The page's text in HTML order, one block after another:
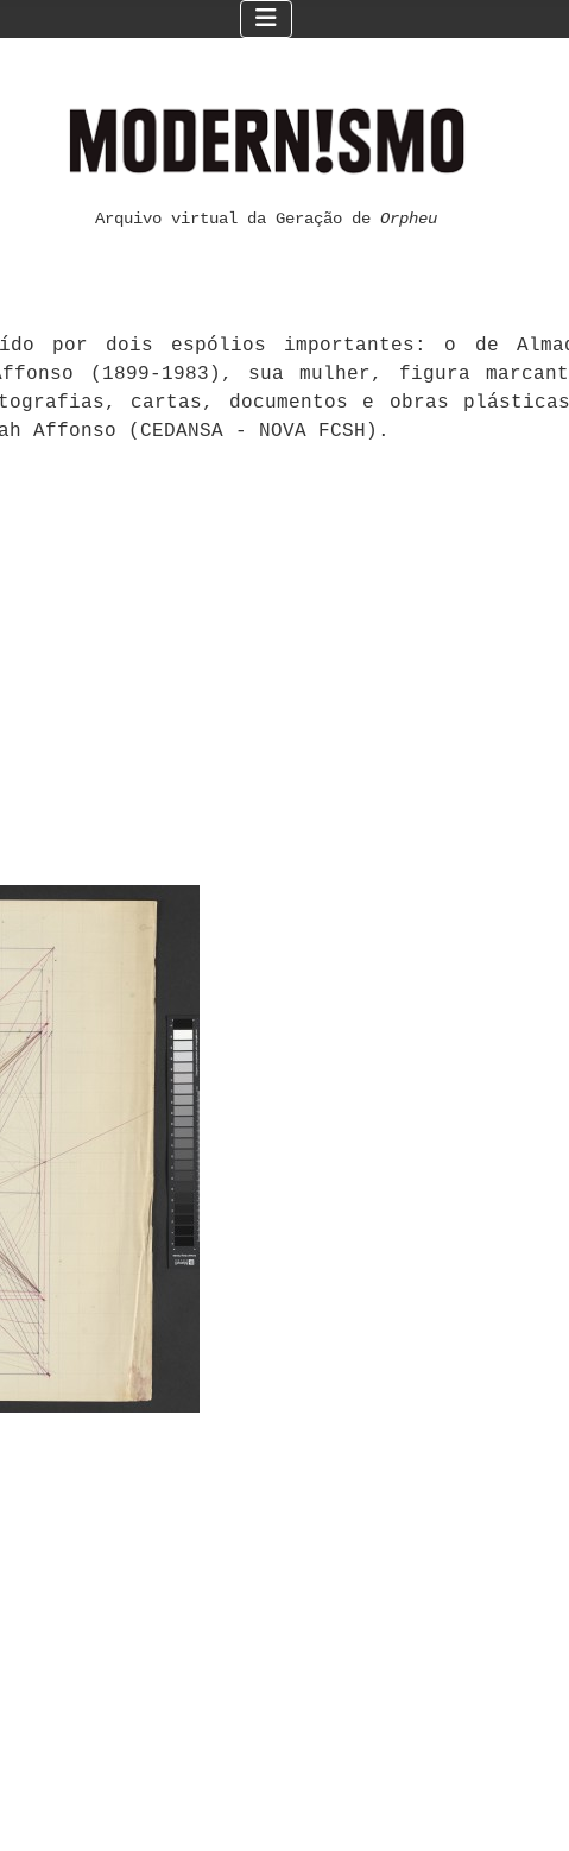
Arquivo virtual da Geração de Orpheu
por dois espólios importantes: o de
(1899-1983), sua mulher, figura
cartas, documentos e obras
Affonso (CEDANSA - NOVA FCSH).